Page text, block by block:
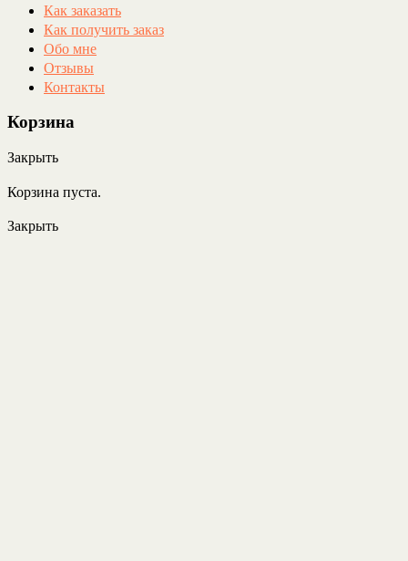
Как заказать
Как получить заказ
Обо мне
Отзывы
Контакты
Корзина
Закрыть
Корзина пуста.
Закрыть